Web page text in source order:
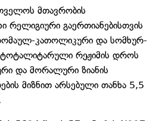
მთავრობის
რელიგიური გაერთიანებისთვის
კათოლიკური და სომხურ-
რეჟიმის დროს
და მორალური ზიანის
მიზნით არსებული თანხა 5,5